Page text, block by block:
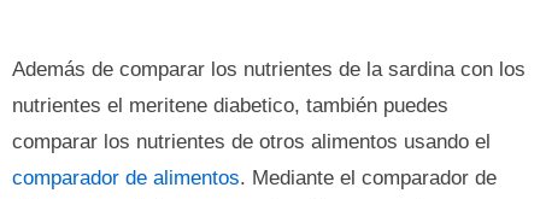
Además de comparar los nutrientes de la sardina con los
nutrientes el meritene diabetico, también puedes
comparar los nutrientes de otros alimentos usando el
comparador de alimentos. Mediante el comparador de